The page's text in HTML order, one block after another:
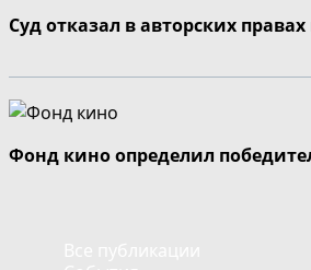
Суд отказал в авторских
Фонд кино определил